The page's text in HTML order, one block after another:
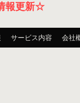
報更新☆
サービス内容 会社